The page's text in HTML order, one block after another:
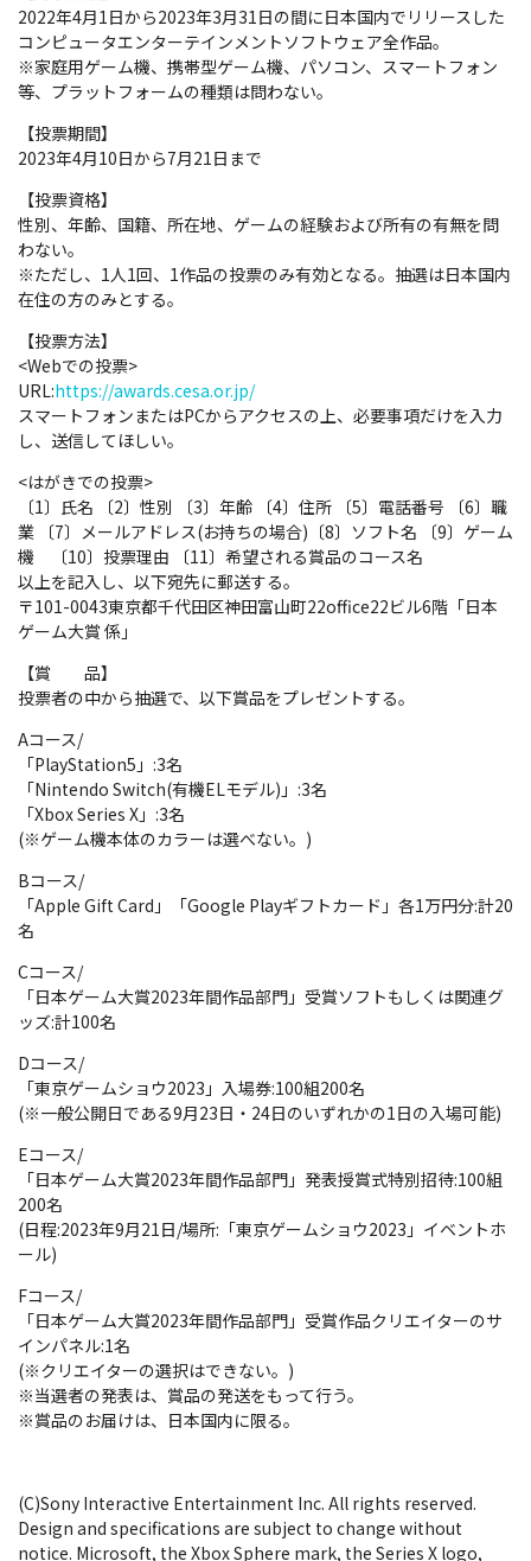
2022年4月1日から2023年3月31日の間に日本国内でリリースした
コンピュータエンターテインメントソフトウェア全作品。
※家庭用ゲーム機、携帯型ゲーム機、パソコン、スマートフォン
等、プラットフォームの種類は問わない。
【投票期間】
2023年4月10日から7月21日まで
【投票資格】
性別、年齢、国籍、所在地、ゲームの経験および所有の有無を問
わない。
※ただし、1人1回、1作品の投票のみ有効となる。抽選は日本国内
在住の方のみとする。
【投票方法】
<Webでの投票>
URL:https://awards.cesa.or.jp/
スマートフォンまたはPCからアクセスの上、必要事項だけを入力
し、送信してほしい。
<はがきでの投票>
〔1〕氏名 〔2〕性別 〔3〕年齢 〔4〕住所 〔5〕電話番号 〔6〕職
業 〔7〕メールアドレス(お持ちの場合)〔8〕ソフト名 〔9〕ゲーム
機 〔10〕投票理由 〔11〕希望される賞品のコース名
以上を記入し、以下宛先に郵送する。
〒101-0043東京都千代田区神田富山町22office22ビル6階「日本
ゲーム大賞 係」
【賞 品】
投票者の中から抽選で、以下賞品をプレゼントする。
Aコース/
「PlayStation5」:3名
「Nintendo Switch(有機ELモデル)」:3名
「Xbox Series X」:3名
(※ゲーム機本体のカラーは選べない。)
Bコース/
「Apple Gift Card」「Google Playギフトカード」各1万円分:計20
名
Cコース/
「日本ゲーム大賞2023年間作品部門」受賞ソフトもしくは関連グ
ッズ:計100名
Dコース/
「東京ゲームショウ2023」入場券:100組200名
(※一般公開日である9月23日・24日のいずれかの1日の入場可能)
Eコース/
「日本ゲーム大賞2023年間作品部門」発表授賞式特別招待:100組
200名
(日程:2023年9月21日/場所:「東京ゲームショウ2023」イベントホ
ール)
Fコース/
「日本ゲーム大賞2023年間作品部門」受賞作品クリエイターのサ
インパネル:1名
(※クリエイターの選択はできない。)
※当選者の発表は、賞品の発送をもって行う。
※賞品のお届けは、日本国内に限る。
(C)Sony Interactive Entertainment Inc. All rights reserved.
Design and specifications are subject to change without
notice. Microsoft, the Xbox Sphere mark, the Series X logo,